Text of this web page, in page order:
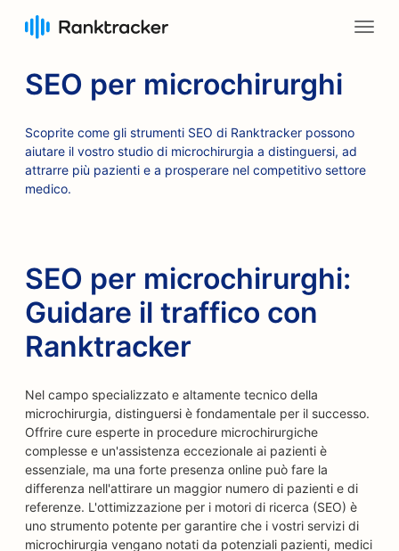
SEO per microchirurghi
Scoprite come gli strumenti SEO di Ranktracker possono
aiutare il vostro studio di microchirurgia a distinguersi, ad
attrarre più pazienti e a prosperare nel competitivo settore
medico.
SEO per microchirurghi:
Guidare il traffico con
Ranktracker
Nel campo specializzato e altamente tecnico della
microchirurgia, distinguersi è fondamentale per il successo.
Offrire cure esperte in procedure microchirurgiche
complesse e un'assistenza eccezionale ai pazienti è
essenziale, ma una forte presenza online può fare la
differenza nell'attirare un maggior numero di pazienti e di
referenze. L'ottimizzazione per i motori di ricerca (SEO) è
uno strumento potente per garantire che i vostri servizi di
microchirurgia vengano notati da potenziali pazienti, medici